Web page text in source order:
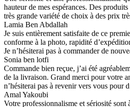
hauteur de mes espérances. Des
très grande variété de choix à des prix
Lamia Ben Abdallah
Je suis entièrement satisfaite de ce
conforme à la photo, rapidité
Je n’hésiterai pas à commander de
Sonia ben lotfi
Commande bien reçue, j’ai été
de la livraison. Grand merci pour votre
n’hésiterai pas à revenir vers vous pour
Amal Yakoubi
Votre professionnalisme et sériosité